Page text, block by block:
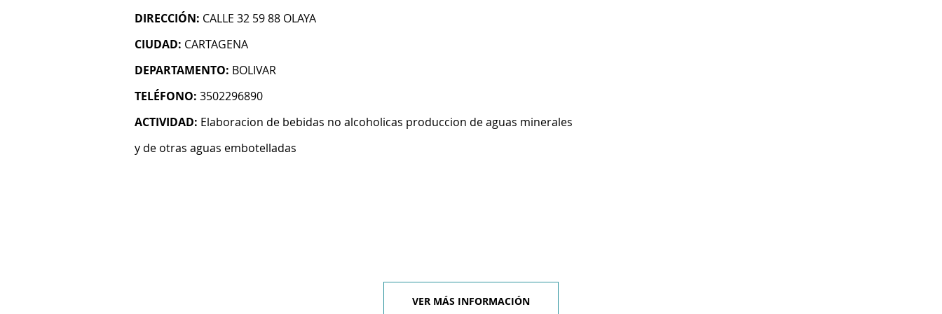
DIRECCIÓN: CALLE 32 59 88 OLAYA
CIUDAD: CARTAGENA
DEPARTAMENTO: BOLIVAR
TELÉFONO: 3502296890
ACTIVIDAD: Elaboracion de bebidas no alcoholicas produccion de aguas minerales
y de otras aguas embotelladas
VER MÁS INFORMACIÓN